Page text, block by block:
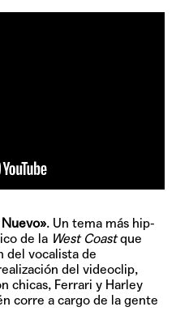
. Un tema más hip-
de la West Coastque
del vocalista de
del videoclip,
chicas, Ferrari y Harley
corre a cargo de la gente